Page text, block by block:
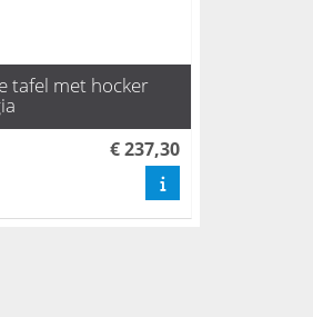
tafel met hocker
€ 237,30